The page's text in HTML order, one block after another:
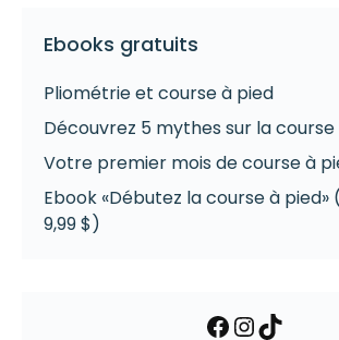
Ebooks gratuits
Pliométrie et course à pied
Découvrez 5 mythes sur la
Votre premier mois de course à
Ebook «Débutez la course à pied»
9,99 $)
Facebook
TikTok